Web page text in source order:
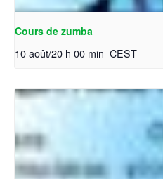
Cours de zumba
10 août/20 h 00 min CEST